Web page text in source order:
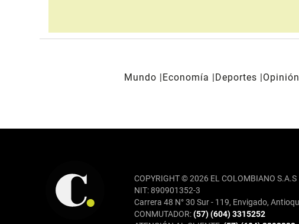
Mundo Economía Deportes Opinión
COPYRIGHT © 2026 EL COLOMBIANO S.A.S
NIT: 890901352-3
Carrera 48 N° 30 Sur - 119, Envigado,
CONMUTADOR:(57) (604) 3315252